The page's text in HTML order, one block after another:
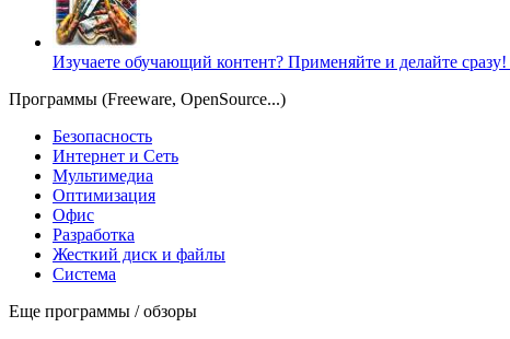
Изучаете обучающий контент? Применяйте и делайте сразу!
Программы (Freeware, OpenSource...)
Безопасность
Интернет и Сеть
Мультимедиа
Оптимизация
Офис
Разработка
Жесткий диск и файлы
Система
Еще программы / обзоры